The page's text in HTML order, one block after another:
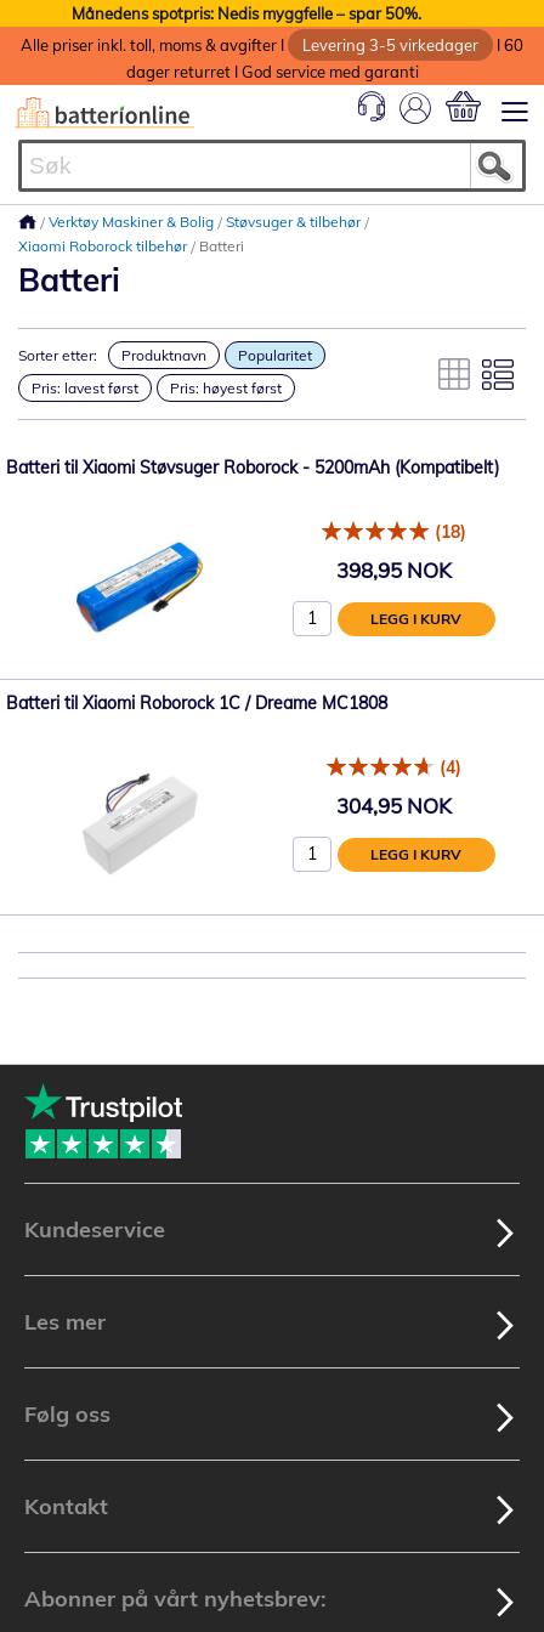
Månedens spotpris: Nedis myggfelle – spar 50%.
Alle priser inkl. toll, moms & avgifter I
Levering 3-5 virkedager
I 60
dager returret I God service med garanti
Verktøy Maskiner & Bolig
Støvsuger & tilbehør
Xiaomi Roborock tilbehør
Batteri
Batteri
Sorter etter: Produktnavn
Popularitet
Pris: lavest først
Pris: høyest først
Batteri til Xiaomi Støvsuger Roborock - 5200mAh (Kompatibelt)
(18)
398,95 NOK
LEGG I KURV
Batteri til Xiaomi Roborock 1C / Dreame MC1808
(4)
304,95 NOK
LEGG I KURV
Kundeservice
Les mer
Følg oss
Kontakt
Abonner på vårt nyhetsbrev: